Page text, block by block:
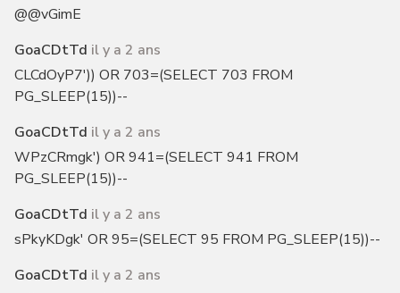
@@vGimE
GoaCDtTd il y a 2 ans
CLCdOyP7')) OR 703=(SELECT 703 FROM
PG_SLEEP(15))--
GoaCDtTd il y a 2 ans
WPzCRmgk') OR 941=(SELECT 941 FROM
PG_SLEEP(15))--
GoaCDtTd il y a 2 ans
sPkyKDgk' OR 95=(SELECT 95 FROM PG_SLEEP(15))--
GoaCDtTd il y a 2 ans